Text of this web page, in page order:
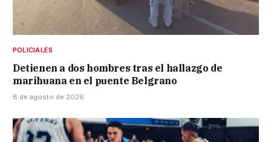
POLICIALES
Detienen a dos hombres tras el hallazgo de
marihuana en el puente Belgrano
8 de agosto de 2026